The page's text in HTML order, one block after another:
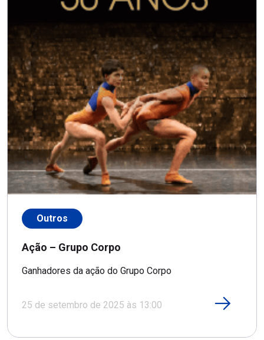
Outros
Ação – Grupo Corpo
Ganhadores da ação do Grupo Corpo
25 de setembro de 2025 às 13:00